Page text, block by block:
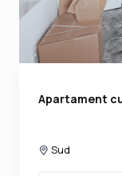
Apartament
Sud